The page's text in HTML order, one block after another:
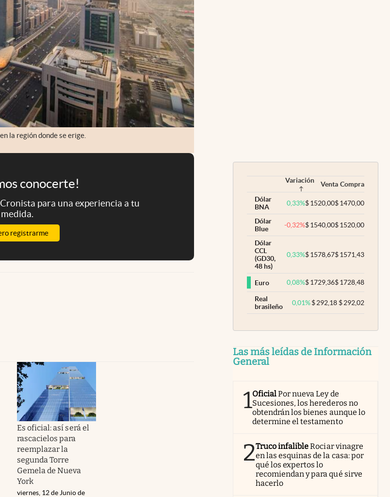
la región donde se erige.
conocerte!
para una experiencia a tu
medida.
registrarme
Es oficial: así será el
rascacielos para
reemplazar la
segunda Torre
Gemela de Nueva
York
viernes, 12 de Junio de
Variación Venta Compra
Dólar
BNA
0,33%$1520,00$1470,00
Dólar
Blue
-0,32%$1540,00$1520,00
Dólar
CCL
(GD30,
48 hs)
0,33%$1578,67$1571,43
Euro 0,08%$1729,36$1728,48
Real
brasileño
0,01% $292,18 $292,02
Las más leídas de Información
General
1OficialPor nueva Ley de
Sucesiones, los herederos no
obtendrán los bienes aunque lo
determine el testamento
2Truco infalibleRociar vinagre
en las esquinas de la casa: por
qué los expertos lo
recomiendan y para qué sirve
hacerlo